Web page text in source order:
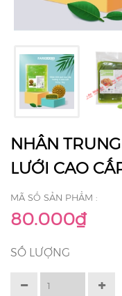
NHÂN
LƯỚI CAO
MÃ SỐ SẢN PHẨM :
80.000₫
SỐ LƯỢNG